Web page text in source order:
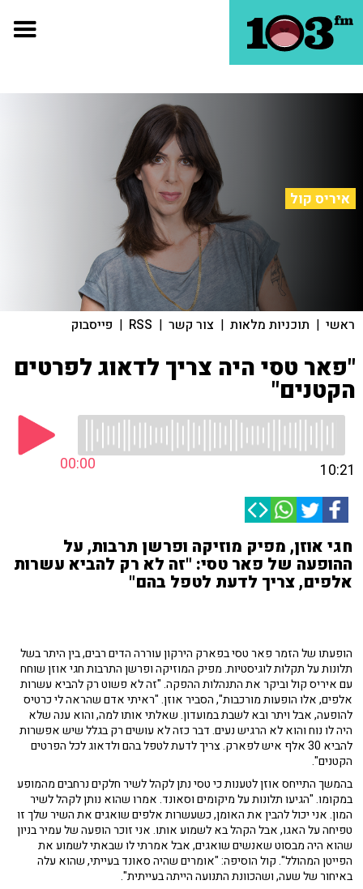
איריס קול
ראשי | תוכניות מלאות | צור קשר |
RSS
| פייסבוק
"פאר טסי היה צריך לדאוג לפרטים
הקטנים"
00:00 10:21
חגי אוזן, מפיק מוזיקה ופרשן תרבות, על
ההופעה של פאר טסי: "זה לא רק להביא עשרות
אלפים, צריך לדעת לטפל בהם"
הופעתו של הזמר פאר טסי בפארק הירקון עוררה הדים רבים, בין היתר בשל
תלונות על תקלות לוגיסטיות. מפיק המוזיקה ופרשן התרבות חגי אוזן שוחח
עם איריס קול וביקר את התנהלות ההפקה. "זה לא פשוט רק להביא עשרות
אלפים, אלו הופעות מורכבות", הסביר אוזן. "ראיתי אדם שהראה לי כרטיס
להופעה, אבל ויתר ובא לשבת במועדון. שאלתי אותו למה, והוא ענה שלא
היה לו נוח והוא לא הרגיש נעים. דבר כזה לא עושים רק בגלל שיש אפשרות
להביא 30 אלף איש לפארק. צריך לדעת לטפל בהם ולדאוג לכל הפרטים
הקטנים".
בהמשך התייחס אוזן לטענות כי טסי נתן לקהל לשיר חלקים נרחבים מהמופע
במקומו. "הגיעו תלונות על מיקומים וסאונד. אמרו שהוא נותן לקהל לשיר
המון. אני יכול להבין את האומן, כשעשרות אלפים שואגים את השיר שלך זו
טפיחה על האגו, אבל הקהל בא לשמוע אותו. אני זוכר הופעה של עמיר בניון
שהוא היה מבסוט שאנשים שואגים, אבל אמרתי לו שבאתי לשמוע את
הפייטן המהולל". קול הוסיפה: "אומרים שהיה סאונד בעייתי, שהוא עלה
באיחור של שעה, ושהכוונת התנועה הייתה בעייתית".